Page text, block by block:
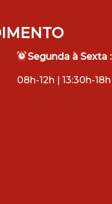
Segunda à Sexta :
08h-12h | 13:30h-18h